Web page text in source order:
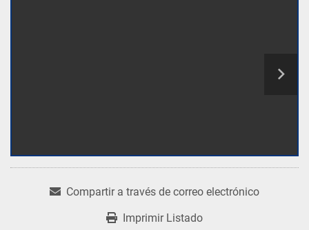
Compartir a través de correo electrónico
Imprimir Listado